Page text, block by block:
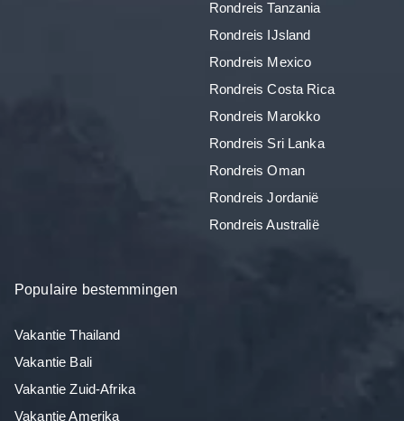
Rondreis Tanzania
Rondreis IJsland
Rondreis Mexico
Rondreis Costa Rica
Rondreis Marokko
Rondreis Sri Lanka
Rondreis Oman
Rondreis Jordanië
Rondreis Australië
Populaire bestemmingen
Vakantie Thailand
Vakantie Bali
Vakantie Zuid-Afrika
Vakantie Amerika